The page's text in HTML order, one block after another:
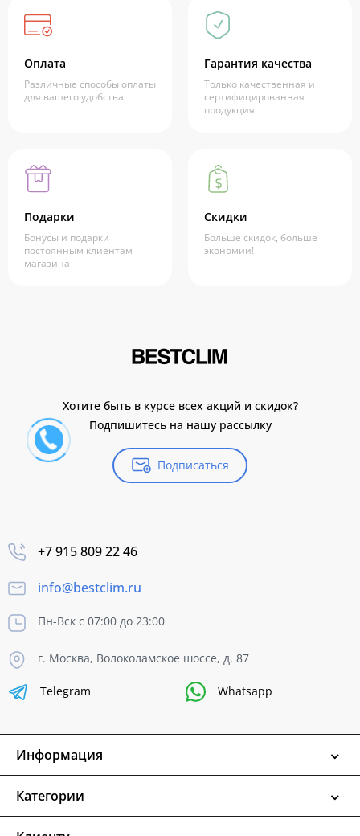
Оплата
Различные способы оплаты
для вашего удобства
Гарантия качества
Только качественная и
сертифицированная
продукция
Подарки
Бонусы и подарки
постоянным клиентам
магазина
Скидки
Больше скидок, больше
экономии!
Хотите быть в курсе всех акций и скидок?
Подпишитесь на нашу рассылку
Подписаться
+7 915 809 22 46
info@bestclim.ru
Пн-Вск с 07:00 до 23:00
г. Москва, Волоколамское шоссе, д. 87
Telegram Whatsapp
Информация
Категории